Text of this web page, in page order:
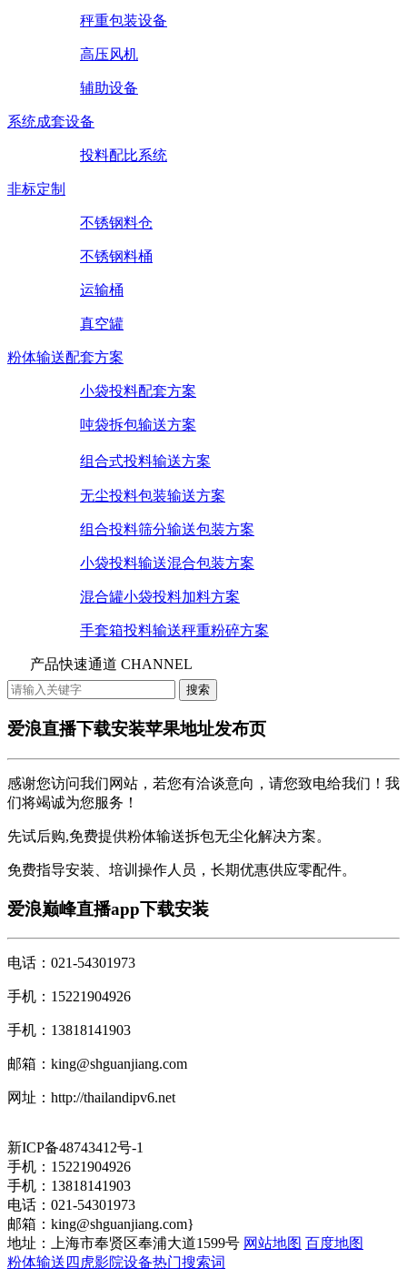
秤重包装设备
高压风机
辅助设备
系统成套设备
投料配比系统
非标定制
不锈钢料仓
不锈钢料桶
运输桶
真空罐
粉体输送配套方案
小袋投料配套方案
吨袋拆包输送方案
组合式投料输送方案
无尘投料包装输送方案
组合投料筛分输送包装方案
小袋投料输送混合包装方案
混合罐小袋投料加料方案
手套箱投料输送秤重粉碎方案
产品快速通道 CHANNEL
爱浪直播下载安装苹果地址发布页
感谢您访问我们网站，若您有洽谈意向，请您致电给我们！我
们将竭诚为您服务！
先试后购,免费提供粉体输送拆包无尘化解决方案。
免费指导安装、培训操作人员，长期优惠供应零配件。
爱浪巅峰直播app下载安装
电话：021-54301973
手机：15221904926
手机：13818141903
邮箱： king@shguanjiang.com
网址：http://thailandipv6.net
新ICP备48743412号-1
手机：15221904926
手机：13818141903
电话：021-54301973
邮箱： king@shguanjiang.com}
地址：上海市奉贤区奉浦大道1599号 网站地图 百度地图
粉体输送四虎影院设备热门搜索词